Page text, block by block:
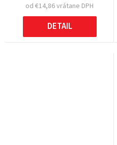
od €14,86 vrátane DPH
DETAIL